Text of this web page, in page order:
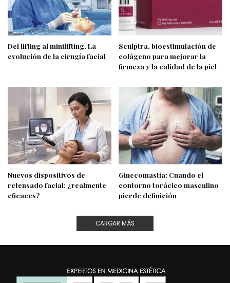
Del lifting al minilifting. La
evolución de la cirugía facial
Sculptra, bioestimulación de
colágeno para mejorar la
firmeza y la calidad de la piel
Nuevos dispositivos de
retensado facial: ¿realmente
eficaces?
Ginecomastia: Cuando el
contorno torácico masculino
pierde definición
CARGAR MÁS